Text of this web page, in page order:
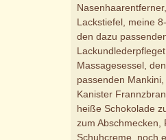
Lackstiefel, meine
den dazu
Massagesessel,
passenden
Kanister
heiße Schokolade
zum Abschmecken,
Schuhcreme, noch